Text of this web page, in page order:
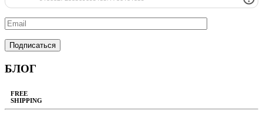
БЛОГ
FREE
SHIPPING